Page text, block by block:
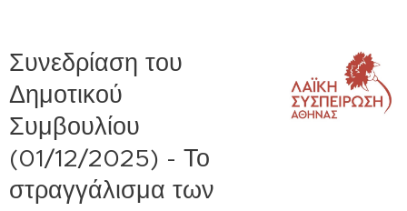
Συνεδρίαση του
Δημοτικού
Συμβουλίου
(01/12/2025) - Το
στραγγάλισμα των